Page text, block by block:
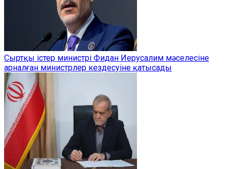
Сыртқы істер министрі Фидан Иерусалим мәселесіне
арналған министрлер кездесуіне қатысады